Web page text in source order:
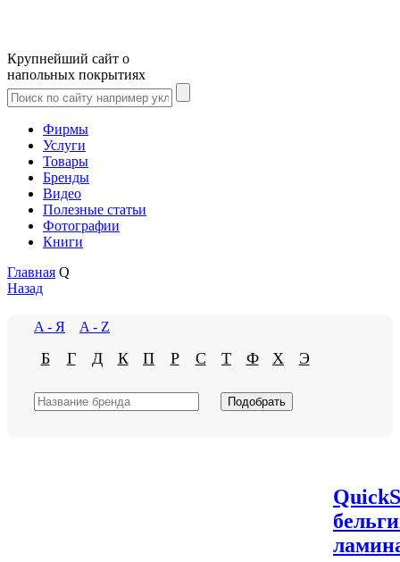
Крупнейший сайт о
напольных покрытиях
Фирмы
Услуги
Товары
Бренды
Видео
Полезные статьи
Фотографии
Книги
Главная Q
Назад
A - Я A - Z
Б Г Д К П Р С Т Ф Х Э
Подобрать